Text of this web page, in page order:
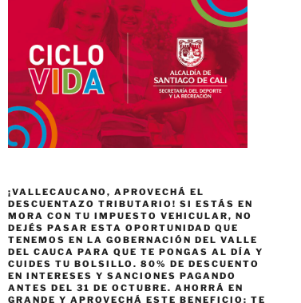
¡VALLECAUCANO, APROVECHÁ EL
DESCUENTAZO TRIBUTARIO! SI ESTÁS EN
MORA CON TU IMPUESTO VEHICULAR, NO
DEJÉS PASAR ESTA OPORTUNIDAD QUE
TENEMOS EN LA GOBERNACIÓN DEL VALLE
DEL CAUCA PARA QUE TE PONGAS AL DÍA Y
CUIDES TU BOLSILLO. 80% DE DESCUENTO
EN INTERESES Y SANCIONES PAGANDO
ANTES DEL 31 DE OCTUBRE. AHORRÁ EN
GRANDE Y APROVECHÁ ESTE BENEFICIO: TE